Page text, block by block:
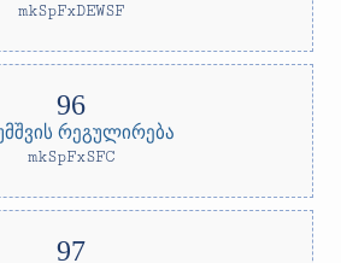
mkSpFxDEWSF
რეგულირება
mkSpFxSFC